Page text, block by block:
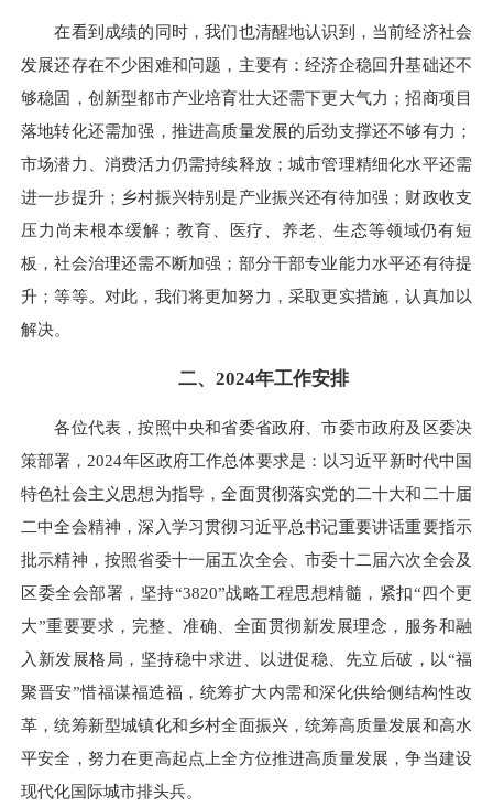
在看到成绩的同时，我们也清醒地认识到，当前经济社会
发展还存在不少困难和问题，主要有：经济企稳回升基础还不
够稳固，创新型都市产业培育壮大还需下更大气力；招商项目
落地转化还需加强，推进高质量发展的后劲支撑还不够有力；
市场潜力、消费活力仍需持续释放；城市管理精细化水平还需
进一步提升；乡村振兴特别是产业振兴还有待加强；财政收支
压力尚未根本缓解；教育、医疗、养老、生态等领域仍有短
板，社会治理还需不断加强；部分干部专业能力水平还有待提
升；等等。对此，我们将更加努力，采取更实措施，认真加以
解决。
二、2024年工作安排
各位代表，按照中央和省委省政府、市委市政府及区委决
策部署，2024年区政府工作总体要求是： 以习近平新时代中国
特色社会主义思想为指导，全面贯彻落实党的二十大和二十届
二中全会精神，深入学习贯彻习近平总书记重要讲话重要指示
批示精神，按照省委十一届五次全会、市委十二届六次全会及
区委全会部署，坚持“3820”战略工程思想精髓，紧扣“四个更
大”重要要求，完整、准确、全面贯彻新发展理念，服务和融
入新发展格局，坚持稳中求进、以进促稳、先立后破，以“福
聚晋安”惜福谋福造福，统筹扩大内需和深化供给侧结构性改
革，统筹新型城镇化和乡村全面振兴，统筹高质量发展和高水
平安全，努力在更高起点上全方位推进高质量发展，争当建设
现代化国际城市排头兵。